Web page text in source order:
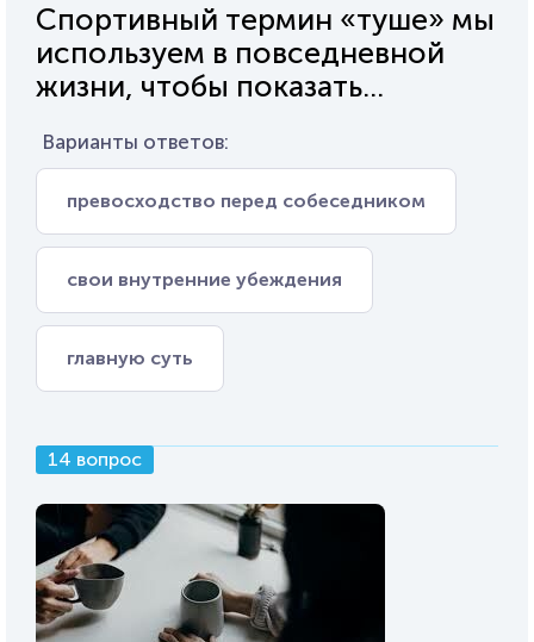
Спортивный термин «туше» мы
используем в повседневной
жизни, чтобы показать...
Варианты ответов:
превосходство перед собеседником
свои внутренние убеждения
главную суть
14 вопрос